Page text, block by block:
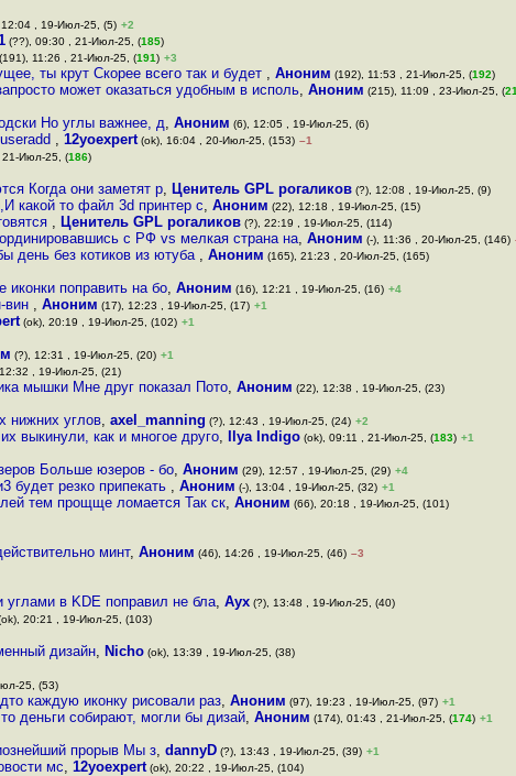
12:04 , 19-Июл-25, (5) +2
(??), 09:30 , 21-Июл-25, (185)
(191), 11:26 , 21-Июл-25, (191) +3
ты крут Скорее всего так и будет , Аноним (192), 11:53 , 21-Июл-25, (192)
может оказаться удобным в исполь, Аноним (215), 11:09 , 23-Июл-25, (
Но углы важнее, д, Аноним (6), 12:05 , 19-Июл-25, (6)
, 12yoexpert (ok), 16:04 , 20-Июл-25, (153) –1
21-Июл-25, (186)
Когда они заметят р, Ценитель GPL рогаликов (?), 12:08 , 19-Июл-25, (9)
какой то файл 3d принтер с, Аноним (22), 12:18 , 19-Июл-25, (15)
, Ценитель GPL рогаликов (?), 22:19 , 19-Июл-25, (114)
с РФ vs мелкая страна на, Аноним (-), 11:36 , 20-Июл-25, (146)
день без котиков из ютуба , Аноним (165), 21:23 , 20-Июл-25, (165)
поправить на бо, Аноним (16), 12:21 , 19-Июл-25, (16) +4
вин , Аноним (17), 12:23 , 19-Июл-25, (17) +1
(ok), 20:19 , 19-Июл-25, (102) +1
(?), 12:31 , 19-Июл-25, (20) +1
, 19-Июл-25, (21)
мышки Мне друг показал Пото, Аноним (22), 12:38 , 19-Июл-25, (23)
нижних углов, axel_manning (?), 12:43 , 19-Июл-25, (24) +2
выкинули, как и многое друго, Ilya Indigo (ok), 09:11 , 21-Июл-25, (183) +1
Больше юзеров - бо, Аноним (29), 12:57 , 19-Июл-25, (29) +4
резко припекать , Аноним (-), 13:04 , 19-Июл-25, (32) +1
тем прощще ломается Так ск, Аноним (66), 20:18 , 19-Июл-25, (101)
минт, Аноним (46), 14:26 , 19-Июл-25, (46) –3
в KDE поправил не бла, Аух (?), 13:48 , 19-Июл-25, (40)
20:21 , 19-Июл-25, (103)
дизайн, Nicho (ok), 13:39 , 19-Июл-25, (38)
25, (53)
каждую иконку рисовали раз, Аноним (97), 19:23 , 19-Июл-25, (97) +1
деньги собирают, могли бы дизай, Аноним (174), 01:43 , 21-Июл-25, (174) +1
прорыв Мы з, dannyD (?), 13:43 , 19-Июл-25, (39) +1
мс, 12yoexpert (ok), 20:22 , 19-Июл-25, (104)